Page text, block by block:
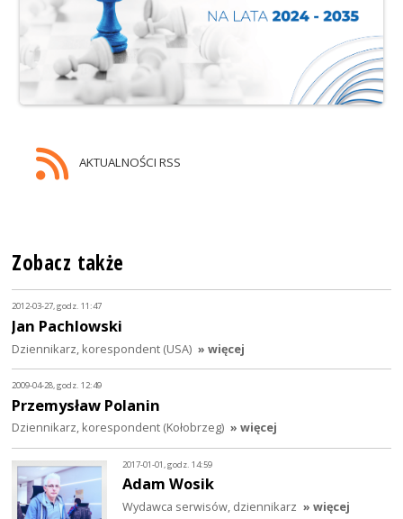
AKTUALNOŚCI RSS
Zobacz także
2012-03-27, godz. 11:47
Jan Pachlowski
Dziennikarz, korespondent (USA) » więcej
2009-04-28, godz. 12:49
Przemysław Polanin
Dziennikarz, korespondent (Kołobrzeg) » więcej
2017-01-01, godz. 14:59
Adam Wosik
Wydawca serwisów, dziennikarz » więcej